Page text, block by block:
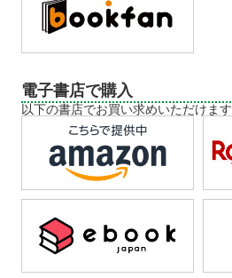
電子書店で購入
以下の書店でお買い求めいただけます